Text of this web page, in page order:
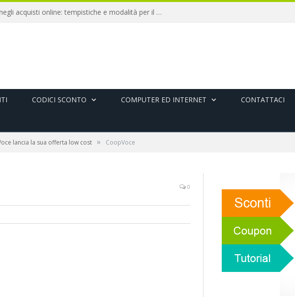
Diritto di recesso negli acquisti online: tempistiche e modalità per il rimborso
CODICI SCONTO COMPUTER ED INTERNET CONTATTACI
lancia la sua offerta low cost » CoopVoce
0